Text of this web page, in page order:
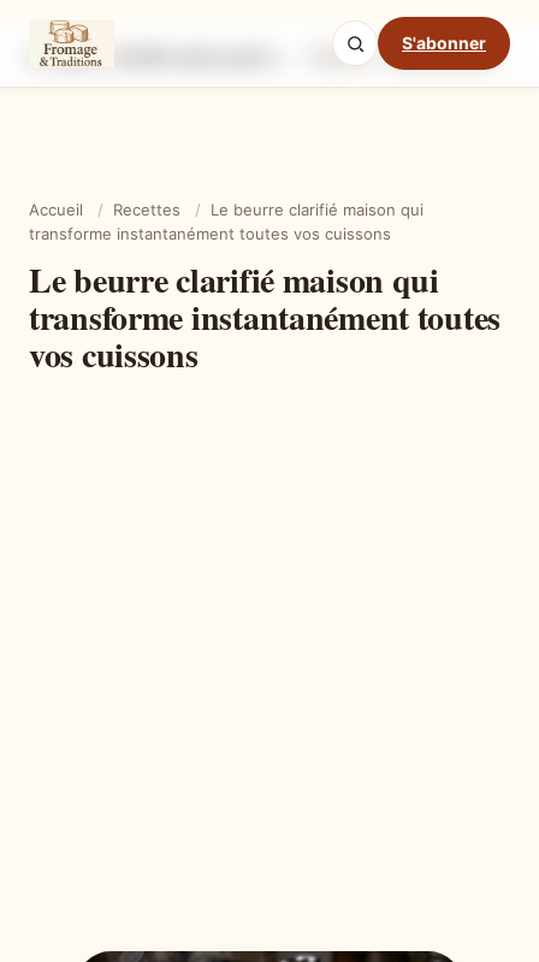
S'abonner
Ingrédients Étapes
Mode cuisine
Accueil / Recettes /
Le beurre clarifié maison qui
transforme instantanément toutes vos cuissons
Le beurre clarifié maison qui
transforme instantanément toutes
vos cuissons